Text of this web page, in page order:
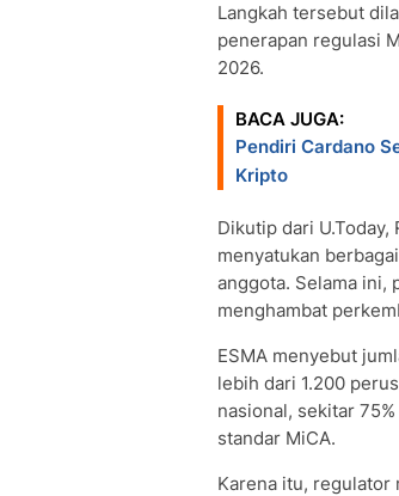
Langkah tersebut
penerapan regulasi
2026.
BACA JUGA:
Pendiri Cardano
Kripto
Dikutip dari
menyatukan
anggota. Selama ini,
menghambat
ESMA menyebut
lebih dari 1.200
nasional, sekitar
standar MiCA.
Karena itu, regulator